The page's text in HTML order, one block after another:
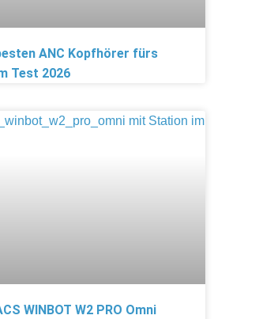
ANC Kopfhörer fürs
Test 2026
WINBOT W2 PRO Omni